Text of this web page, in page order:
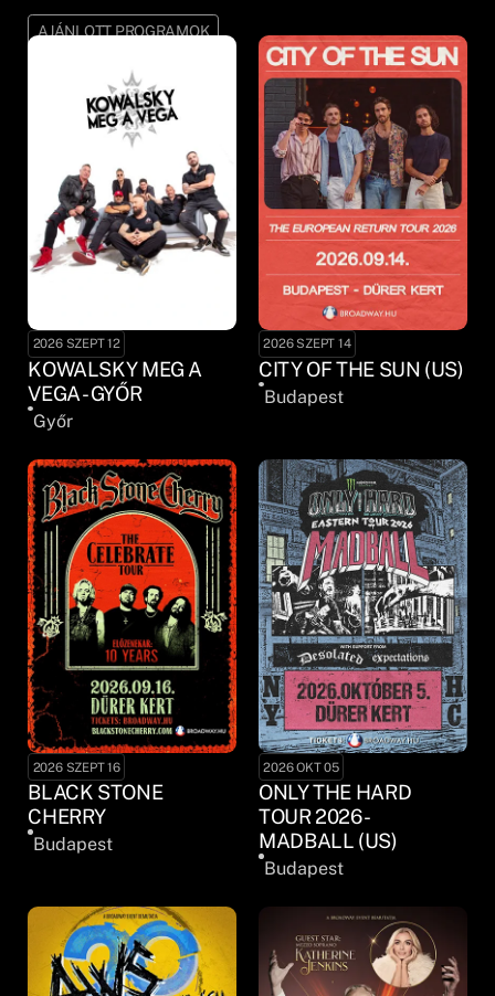
AJÁNLOTT PROGRAMOK
2026 SZEPT 12
KOWALSKY MEG A
VEGA - GYŐR
Győr
2026 SZEPT 14
CITY OF THE SUN (US)
Budapest
2026 SZEPT 16
BLACK STONE
CHERRY
Budapest
2026 OKT 05
ONLY THE HARD
TOUR 2026 -
MADBALL (US)
Budapest